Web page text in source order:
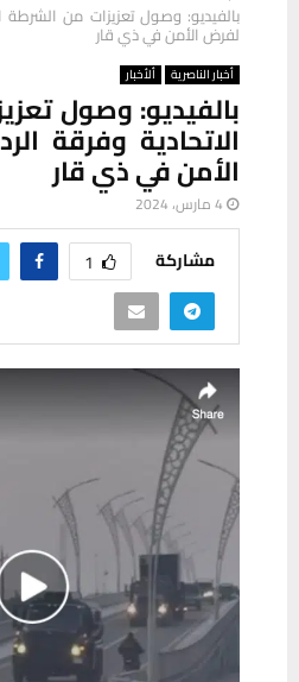
بالفيديو: وصول تعزيزات من الشرطة
لفرض الأمن في ذي قار
أخبار الناصرية ألأخبار
بالفيديو: وصول
الاتحادية وفرقة
الأمن في ذي قار
4 مارس، 2024
مشاركة 1